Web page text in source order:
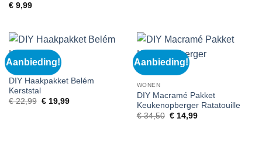
€9,99
Aanbieding!
DIY PAKKET
DIY Haakpakket Belém
Kerststal
€22,99 Oorspronkelijke
€19,99Huidige
Aanbieding!
WONEN
DIY Macramé Pakket
Keukenopberger Ratatouille
€34,50 Oorspronkelijke
€14,99Huidige